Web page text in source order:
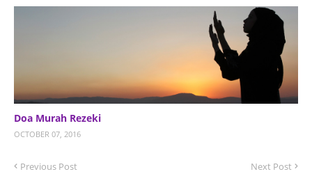
Doa Murah Rezeki
OCTOBER 07, 2016
Previous Post Next Post